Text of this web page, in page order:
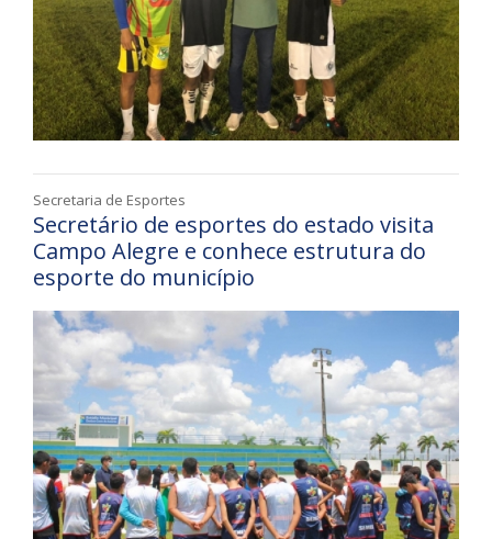
Secretaria de Esportes
Secretário de esportes do estado visita
Campo Alegre e conhece estrutura do
esporte do município